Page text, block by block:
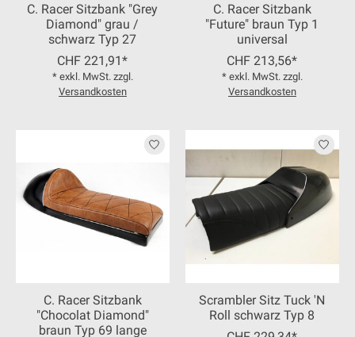
C. Racer Sitzbank "Grey
Diamond" grau /
schwarz Typ 27
CHF 221,91*
* exkl. MwSt. zzgl.
Versandkosten
C. Racer Sitzbank
"Future" braun Typ 1
universal
CHF 213,56*
* exkl. MwSt. zzgl.
Versandkosten
C. Racer Sitzbank
"Chocolat Diamond"
braun Typ 69 lange
Scrambler Sitz Tuck 'N
Roll schwarz Typ 8